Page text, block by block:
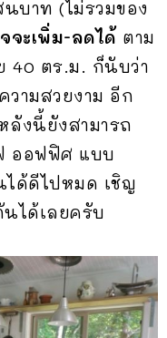
บาท (ไม่รวมของ
จะเพิ่ม-ลดได้ ตาม
40 ตร.ม. ก็นับว่า
ามสวยงาม อีก
งนี้ยังสามารถ
ออฟฟิศ แบบ
ได้ดีไปหมด เชิญ
ได้เลยครับ